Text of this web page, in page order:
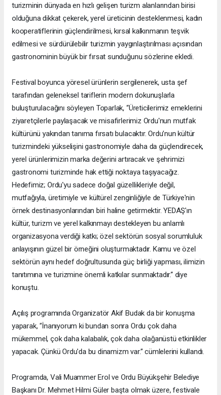
turizminin dünyada en hızlı gelişen turizm alanlarından birisi
olduğuna dikkat çekerek, yerel üreticinin desteklenmesi, kadın
kooperatiflerinin güçlendirilmesi, kırsal kalkınmanın teşvik
edilmesi ve sürdürülebilir turizmin yaygınlaştırılması açısından
gastronominin büyük bir fırsat sunduğunu sözlerine ekledi.
Festival boyunca yöresel ürünlerin sergilenerek, usta şef
tarafından geleneksel tariflerin modern dokunuşlarla
buluşturulacağını söyleyen Toparlak, “Üreticilerimiz emeklerini
ziyaretçilerle paylaşacak ve misafirlerimiz Ordu'nun mutfak
kültürünü yakından tanıma fırsatı bulacaktır. Ordu’nun kültür
turizmindeki yükselişini gastronomiyle daha da güçlendirecek,
yerel ürünlerimizin marka değerini artıracak ve şehrimizi
gastronomi turizminde hak ettiği noktaya taşıyacağız.
Hedefimiz; Ordu'yu sadece doğal güzellikleriyle değil,
mutfağıyla, üretimiyle ve kültürel zenginliğiyle de Türkiye'nin
örnek destinasyonlarından biri haline getirmektir. YEDAŞ'ın
kültür, turizm ve yerel kalkınmayı destekleyen bu anlamlı
organizasyona verdiği katkı; özel sektörün sosyal sorumluluk
anlayışının güzel bir örneğini oluşturmaktadır. Kamu ve özel
sektörün aynı hedef doğrultusunda güç birliği yapması, ilimizin
tanıtımına ve turizmine önemli katkılar sunmaktadır.” diye
konuştu.
Açılış programında Organizatör Akif Budak da bir konuşma
yaparak, “İnanıyorum ki bundan sonra Ordu çok daha
mükemmel, çok daha kalabalık, çok daha olağanüstü etkinlikler
yapacak. Çünkü Ordu'da bu dinamizm var.” cümlelerini kullandı.
Programda, Vali Muammer Erol ve Ordu Büyükşehir Belediye
Başkanı Dr. Mehmet Hilmi Güler başta olmak üzere, festivale